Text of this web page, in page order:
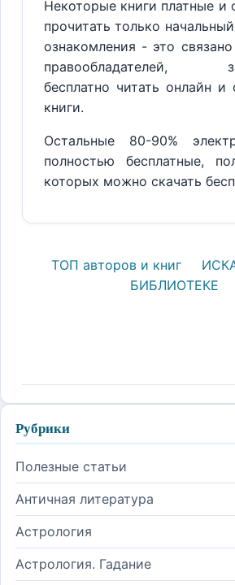
Некоторые книги платные и
прочитать только
ознакомления - это
правообладателей,
бесплатно читать онлайн и
книги.
Остальные 80-90%
полностью бесплатные,
которых можно скачать
ТОП авторов и книг
БИБЛИОТЕКЕ
Рубрики
Полезные статьи
Античная литература
Астрология
Астрология. Гадание